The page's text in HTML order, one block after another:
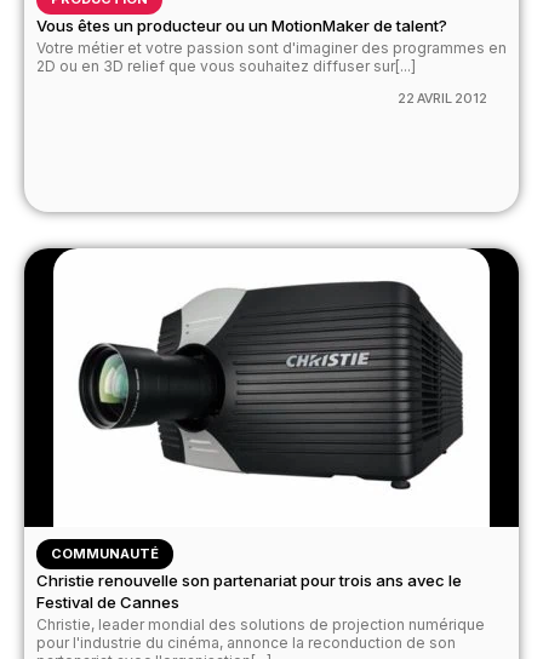
Vous êtes un producteur ou un MotionMaker de talent?
Votre métier et votre passion sont d'imaginer des programmes en
2D ou en 3D relief que vous souhaitez diffuser sur[...]
22 AVRIL 2012
COMMUNAUTÉ
Christie renouvelle son partenariat pour trois ans avec le
Festival de Cannes
Christie, leader mondial des solutions de projection numérique
pour l'industrie du cinéma, annonce la reconduction de son